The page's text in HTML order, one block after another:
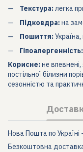
Текстура:легка
Підковдра:на
Пошиття:
Гіпоалергенність:
Корисне:не
постільної білизни
сезонністю та
Нова Пошта по
Безкоштовна